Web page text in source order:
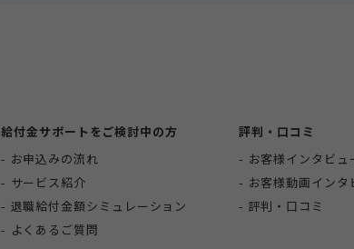
給付金サポートをご検討中の方
お申込みの流れ
サービス紹介
退職給付金額シミュレーション
よくあるご質問
評判・口コミ
お客様インタビュ
お客様動画インタ
評判・口コミ